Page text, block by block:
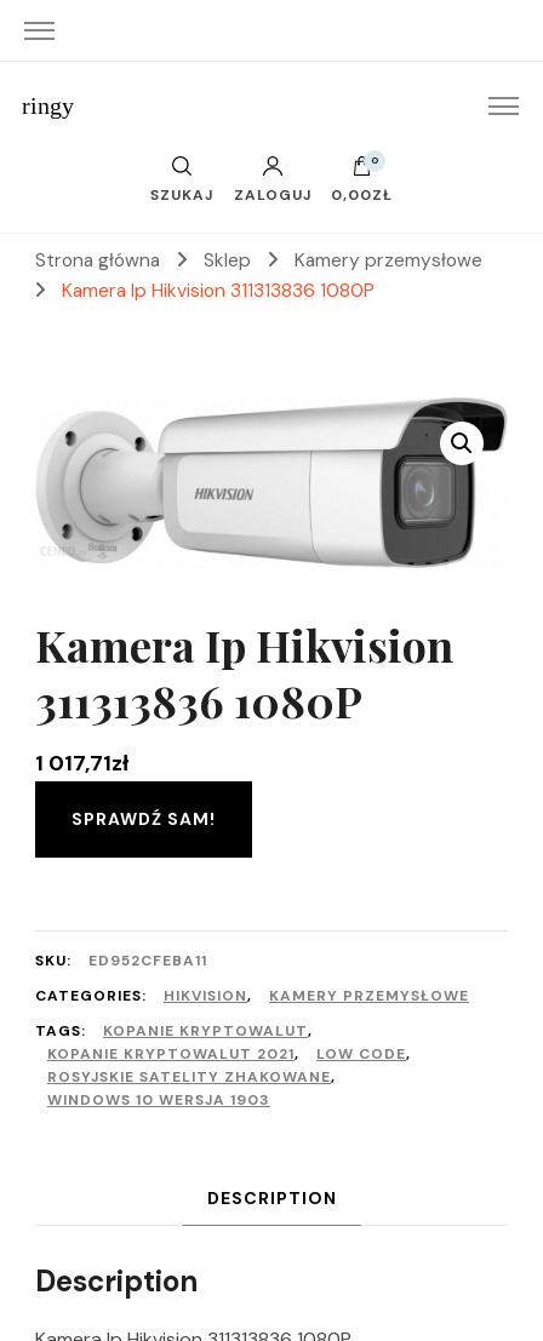
ringy
SZUKAJ ZALOGUJ
0
0,00ZŁ
Strona główna Sklep
Kamery przemysłowe
Kamera Ip Hikvision 311313836 1080P
Kamera Ip Hikvision
311313836 1080P
1 017,71zł
SPRAWDŹ SAM!
SKU:
ED952CFEBA11
CATEGORIES:
HIKVISION,
KAMERY PRZEMYSŁOWE
TAGS:
KOPANIE KRYPTOWALUT,
KOPANIE KRYPTOWALUT 2021, LOW CODE,
ROSYJSKIE SATELITY ZHAKOWANE,
WINDOWS 10 WERSJA 1903
DESCRIPTION
Description